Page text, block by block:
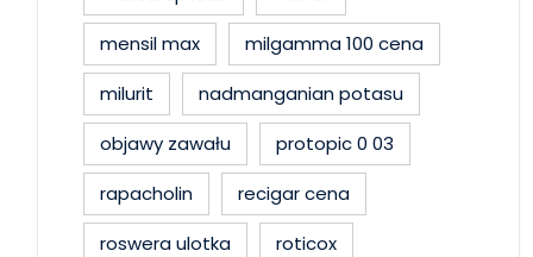
mensil max
milgamma 100 cena
milurit
nadmanganian potasu
objawy zawału
protopic 0 03
rapacholin
recigar cena
roswera ulotka
roticox